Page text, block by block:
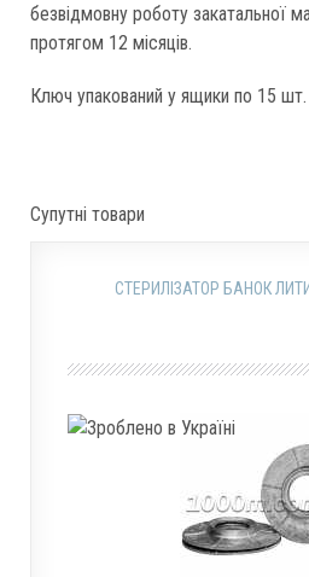
безвідмовну роботу закатальної
протягом 12 місяців.
Ключ упакований у ящики по 15 шт.
Супутні товари
СТЕРИЛІЗАТОР БАНОК